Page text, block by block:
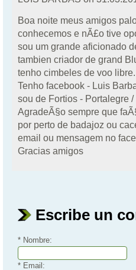
Boa noite meus amigos
conhecemos e nÃ£o tive
sou um grande aficionado
tambien criador de grand
tenho cimbeles de voo libre.
Tenho facebook - Luis
sou de Fortios - Portalegre
AgradeÃ§o sempre que
por perto de badajoz ou
email ou mensagem no
Gracias amigos
Escribe un
* Nombre:
* Email: